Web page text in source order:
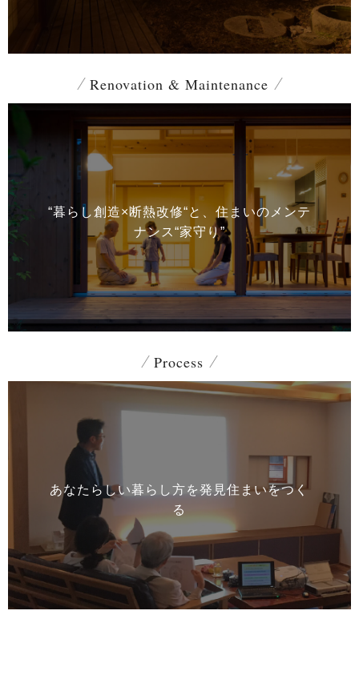
Renovation & Maintenance
“暮らし創造×断熱改修“と、 住まいのメンテ
ナンス“家守り”
Process
あなたらしい暮らし方を発見住まいをつく
る